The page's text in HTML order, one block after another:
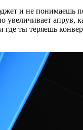
и не понимаешь
увеличивает апрув,
где ты теряешь